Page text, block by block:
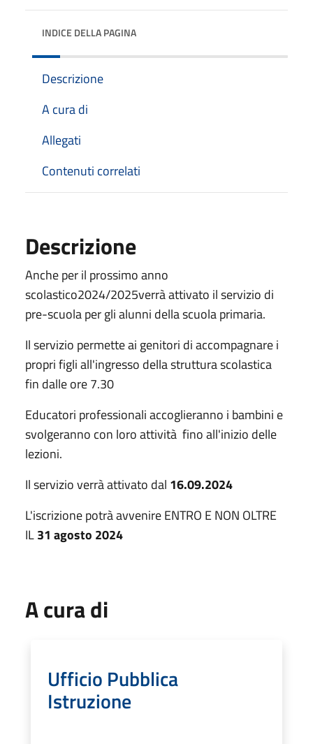
INDICE DELLA PAGINA
Descrizione
A cura di
Allegati
Contenuti correlati
Descrizione
Anche per il prossimo anno
scolastico2024/2025verrà attivato il servizio di
pre-scuola per gli alunni della scuola primaria.
Il servizio permette ai genitori di accompagnare i
propri figli all'ingresso della struttura scolastica
fin dalle ore 7.30
Educatori professionali accoglieranno i bambini e
svolgeranno con loro attività fino all'inizio delle
lezioni.
Il servizio verrà attivato dal 16.09.2024
L'iscrizione potrà avvenire ENTRO E NON OLTRE
IL31 agosto 2024
A cura di
Ufficio Pubblica
Istruzione